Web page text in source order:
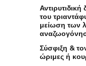
του
μείωση των
Σύσφιξη &
ώριμες ή